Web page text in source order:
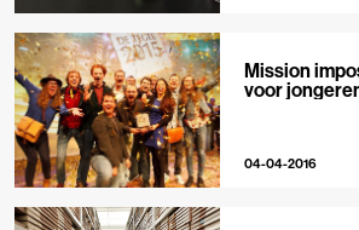
Mission
voor
04-04-2016